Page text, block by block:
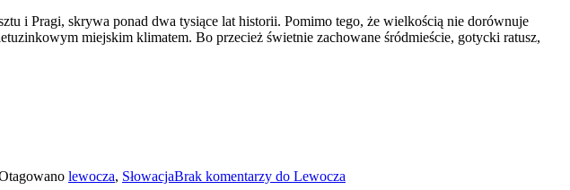
i Pragi, skrywa ponad dwa tysiące lat historii. Pomimo tego, że wielkością nie dorównuje
miejskim klimatem. Bo przecież świetnie zachowane śródmieście, gotycki ratusz,
lewocza, SłowacjaBrak komentarzy do Lewocza